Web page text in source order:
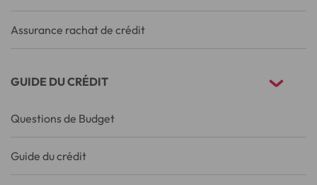
Assurance rachat de crédit
GUIDE DU CRÉDIT
Questions de Budget
Guide du crédit